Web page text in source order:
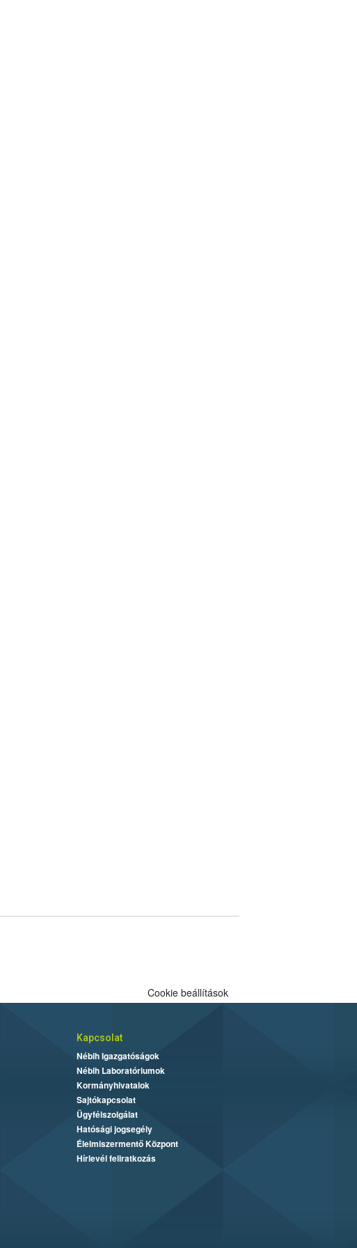
Cookie beállítások
Kapcsolat
Nébih Igazgatóságok
Nébih Laboratóriumok
Kormányhivatalok
Sajtókapcsolat
Ügyfélszolgálat
Hatósági jogsegély
Élelmiszermentő Központ
Hírlevél feliratkozás